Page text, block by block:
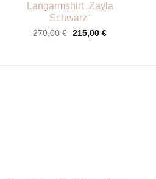
Langarmshirt „Zayla
Schwarz“
270,00€ Ursprünglicher
215,00 €Aktueller